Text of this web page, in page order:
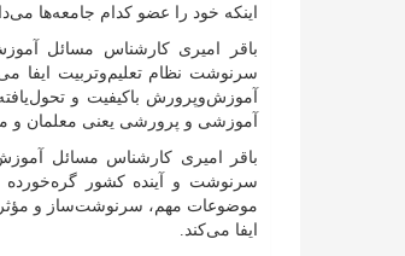
اینکه خود را عضو کدام جامعه‌ها
باقر امیری کارشناس مسائل
سرنوشت نظام تعلیم‌وتربیت ایفا
آموزش‌وپرورش باکیفیت و
آموزشی و پرورشی یعنی معلمان
باقر امیری کارشناس مسائل
سرنوشت و آینده کشور
موضوعات مهم، سرنوشت‌ساز و مؤثر
ایفا می‌کند.